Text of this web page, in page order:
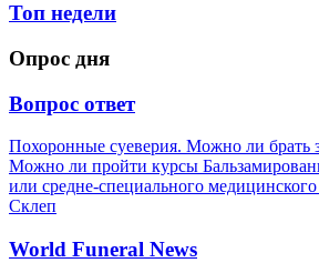
Топ недели
Опрос дня
Вопрос ответ
Похоронные суеверия. Можно ли брать
Можно ли пройти курсы
или средне-специального медицинского
Склеп
World Funeral News